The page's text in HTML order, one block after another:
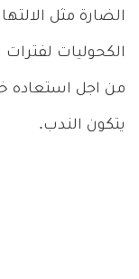
الضارة مثل
الكحوليات
من اجل استعاده
يتكون الندب.